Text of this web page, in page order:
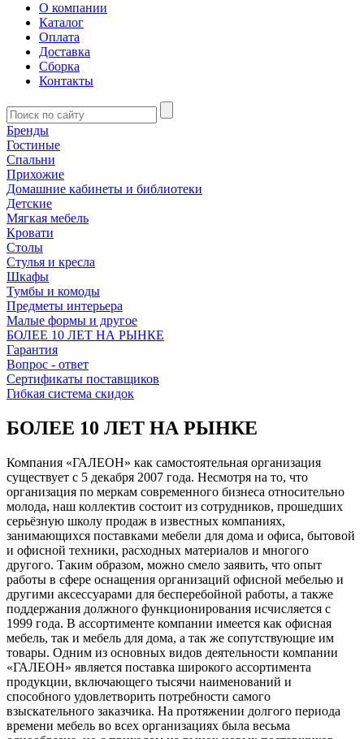
О компании
Каталог
Оплата
Доставка
Сборка
Контакты
Бренды
Гостиные
Спальни
Прихожие
Домашние кабинеты и библиотеки
Детские
Мягкая мебель
Кровати
Столы
Стулья и кресла
Шкафы
Тумбы и комоды
Предметы интерьера
Малые формы и другое
БОЛЕЕ 10 ЛЕТ НА РЫНКЕ
Гарантия
Вопрос - ответ
Сертификаты поставщиков
Гибкая система скидок
БОЛЕЕ 10 ЛЕТ НА РЫНКЕ
Компания «ГАЛЕОН» как самостоятельная организация
существует с 5 декабря 2007 года. Несмотря на то, что
организация по меркам современного бизнеса относительно
молода, наш коллектив состоит из сотрудников, прошедших
серьёзную школу продаж в известных компаниях,
занимающихся поставками мебели для дома и офиса, бытовой
и офисной техники, расходных материалов и многого
другого. Таким образом, можно смело заявить, что опыт
работы в сфере оснащения организаций офисной мебелью и
другими аксессуарами для бесперебойной работы, а также
поддержания должного функционирования исчисляется с
1999 года. В ассортименте компании имеется как офисная
мебель, так и мебель для дома, а так же сопутствующие им
товары. Одним из основных видов деятельности компании
«ГАЛЕОН» является поставка широкого ассортимента
продукции, включающего тысячи наименований и
способного удовлетворить потребности самого
взыскательного заказчика. На протяжении долгого периода
времени мебель во всех организациях была весьма